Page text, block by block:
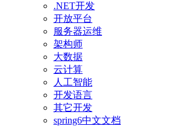
.NET开发
开放平台
服务器运维
架构师
大数据
云计算
人工智能
开发语言
其它开发
spring6中文文档